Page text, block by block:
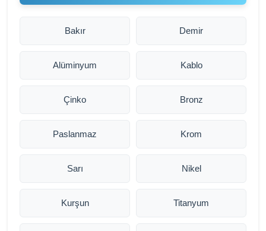
Bakır Demir
Alüminyum Kablo
Çinko Bronz
Paslanmaz Krom
Sarı Nikel
Kurşun Titanyum